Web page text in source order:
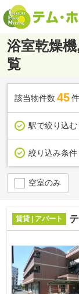
浴室乾燥
覧
該当物件数 45件
駅で絞り込む
絞り込み条件
空室のみ
賃貸 | アパート